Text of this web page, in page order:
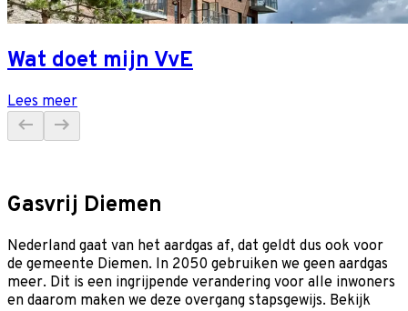
Wat doet mijn VvE
Lees meer
Gasvrij Diemen
Nederland gaat van het aardgas af, dat geldt dus ook voor
de gemeente Diemen. In 2050 gebruiken we geen aardgas
meer. Dit is een ingrijpende verandering voor alle inwoners
en daarom maken we deze overgang stapsgewijs. Bekijk